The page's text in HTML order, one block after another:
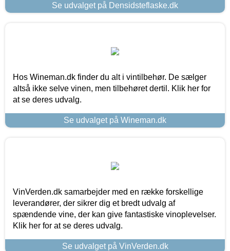
Se udvalget på Densidsteflaske.dk
Hos Wineman.dk finder du alt i vintilbehør. De sælger
altså ikke selve vinen, men tilbehøret dertil. Klik her for
at se deres udvalg.
Se udvalget på Wineman.dk
VinVerden.dk samarbejder med en række forskellige
leverandører, der sikrer dig et bredt udvalg af
spændende vine, der kan give fantastiske vinoplevelser.
Klik her for at se deres udvalg.
Se udvalget på VinVerden.dk